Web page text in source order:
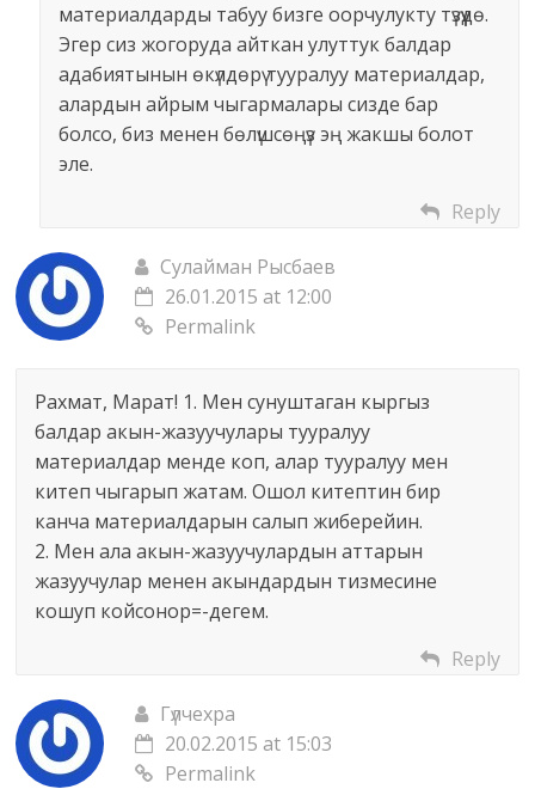
материалдарды табуу бизге оорчулукту түзүүдө.
Эгер сиз жогоруда айткан улуттук балдар
адабиятынын өкүлдөрү тууралуу материалдар,
алардын айрым чыгармалары сизде бар
болсо, биз менен бөлүшсөңүз эң жакшы болот
эле.
Reply
Сулайман Рысбаев
26.01.2015 at 12:00
Permalink
Рахмат, Марат! 1. Мен сунуштаган кыргыз
балдар акын-жазуучулары тууралуу
материалдар менде коп, алар тууралуу мен
китеп чыгарып жатам. Ошол китептин бир
канча материалдарын салып жиберейин.
2. Мен ала акын-жазуучулардын аттарын
жазуучулар менен акындардын тизмесине
кошуп койсонор=-дегем.
Reply
Гүлчехра
20.02.2015 at 15:03
Permalink